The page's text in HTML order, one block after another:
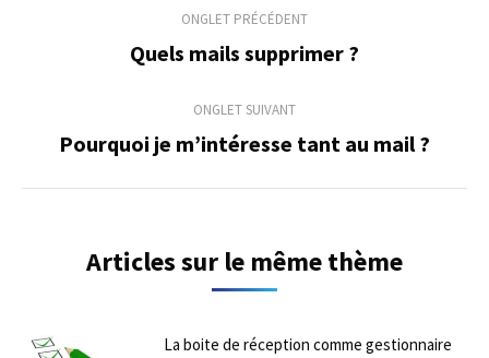
commentaire
ONGLET PRÉCÉDENT
Onglet
Quels mails supprimer ?
ONGLET SUIVANT
Onglet
Pourquoi je m’intéresse tant au mail ?
Articles sur le même thème
La boite de réception comme gestionnaire